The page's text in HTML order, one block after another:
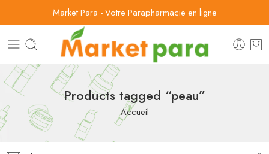
Market Para - Votre Parapharmacie en ligne
Products tagged “peau”
Accueil